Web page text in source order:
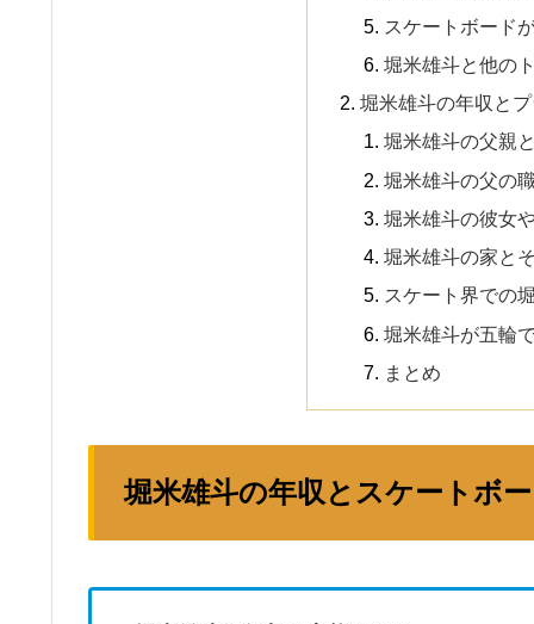
スケートボード
堀米雄斗と他の
堀米雄斗の年収と
堀米雄斗の父親
堀米雄斗の父の
堀米雄斗の彼女
堀米雄斗の家と
スケート界での
堀米雄斗が五輪
まとめ
堀米雄斗の年収とスケートボ